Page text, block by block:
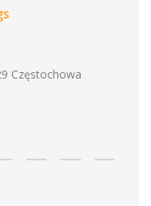
Częstochowa